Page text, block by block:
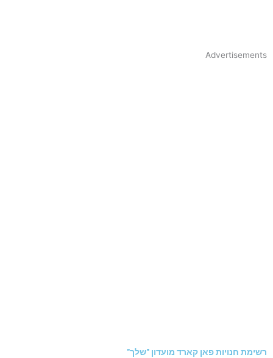
Advertisements
רשימת חנויות פאן קארד מועדון "שלך"